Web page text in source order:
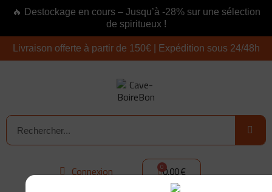
🔥 Destockage en cours – Jusqu’à -28% sur une sélection
de spiritueux !
Livraison offerte à partir de 150€ | Expédition sous 24/48h
Connexion 0,00 €